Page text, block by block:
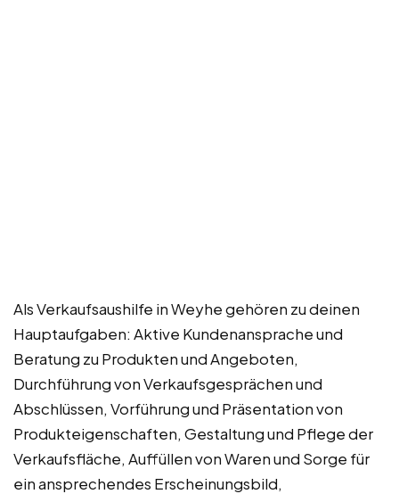
Als Verkaufsaushilfe in Weyhe gehören zu deinen
Hauptaufgaben: Aktive Kundenansprache und
Beratung zu Produkten und Angeboten,
Durchführung von Verkaufsgesprächen und
Abschlüssen, Vorführung und Präsentation von
Produkteigenschaften, Gestaltung und Pflege der
Verkaufsfläche, Auffüllen von Waren und Sorge für
ein ansprechendes Erscheinungsbild,